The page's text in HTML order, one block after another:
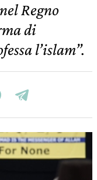
Regno
di
l’islam”.